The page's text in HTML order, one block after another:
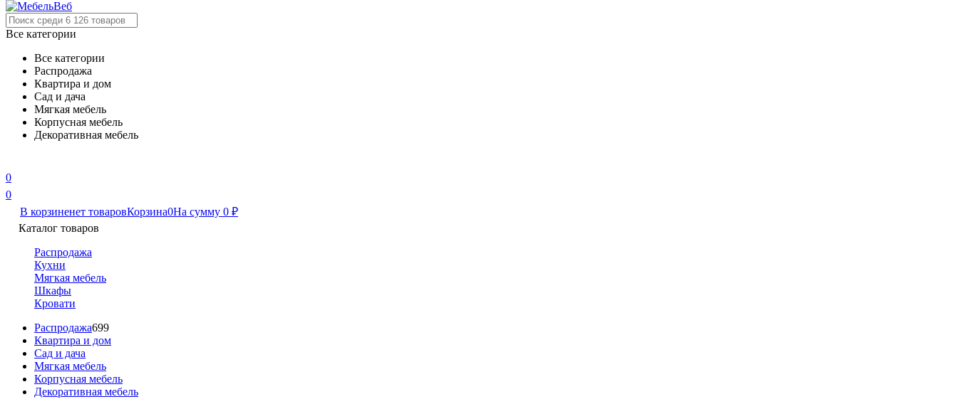
Все категории
Все категории
Распродажа
Квартира и дом
Сад и дача
Мягкая мебель
Корпусная мебель
Декоративная мебель
0
0
В корзиненет товаровКорзина0На сумму 0 ₽
Каталог товаров
Распродажа
Кухни
Мягкая мебель
Шкафы
Кровати
Распродажа699
Квартира и дом
Сад и дача
Мягкая мебель
Корпусная мебель
Декоративная мебель